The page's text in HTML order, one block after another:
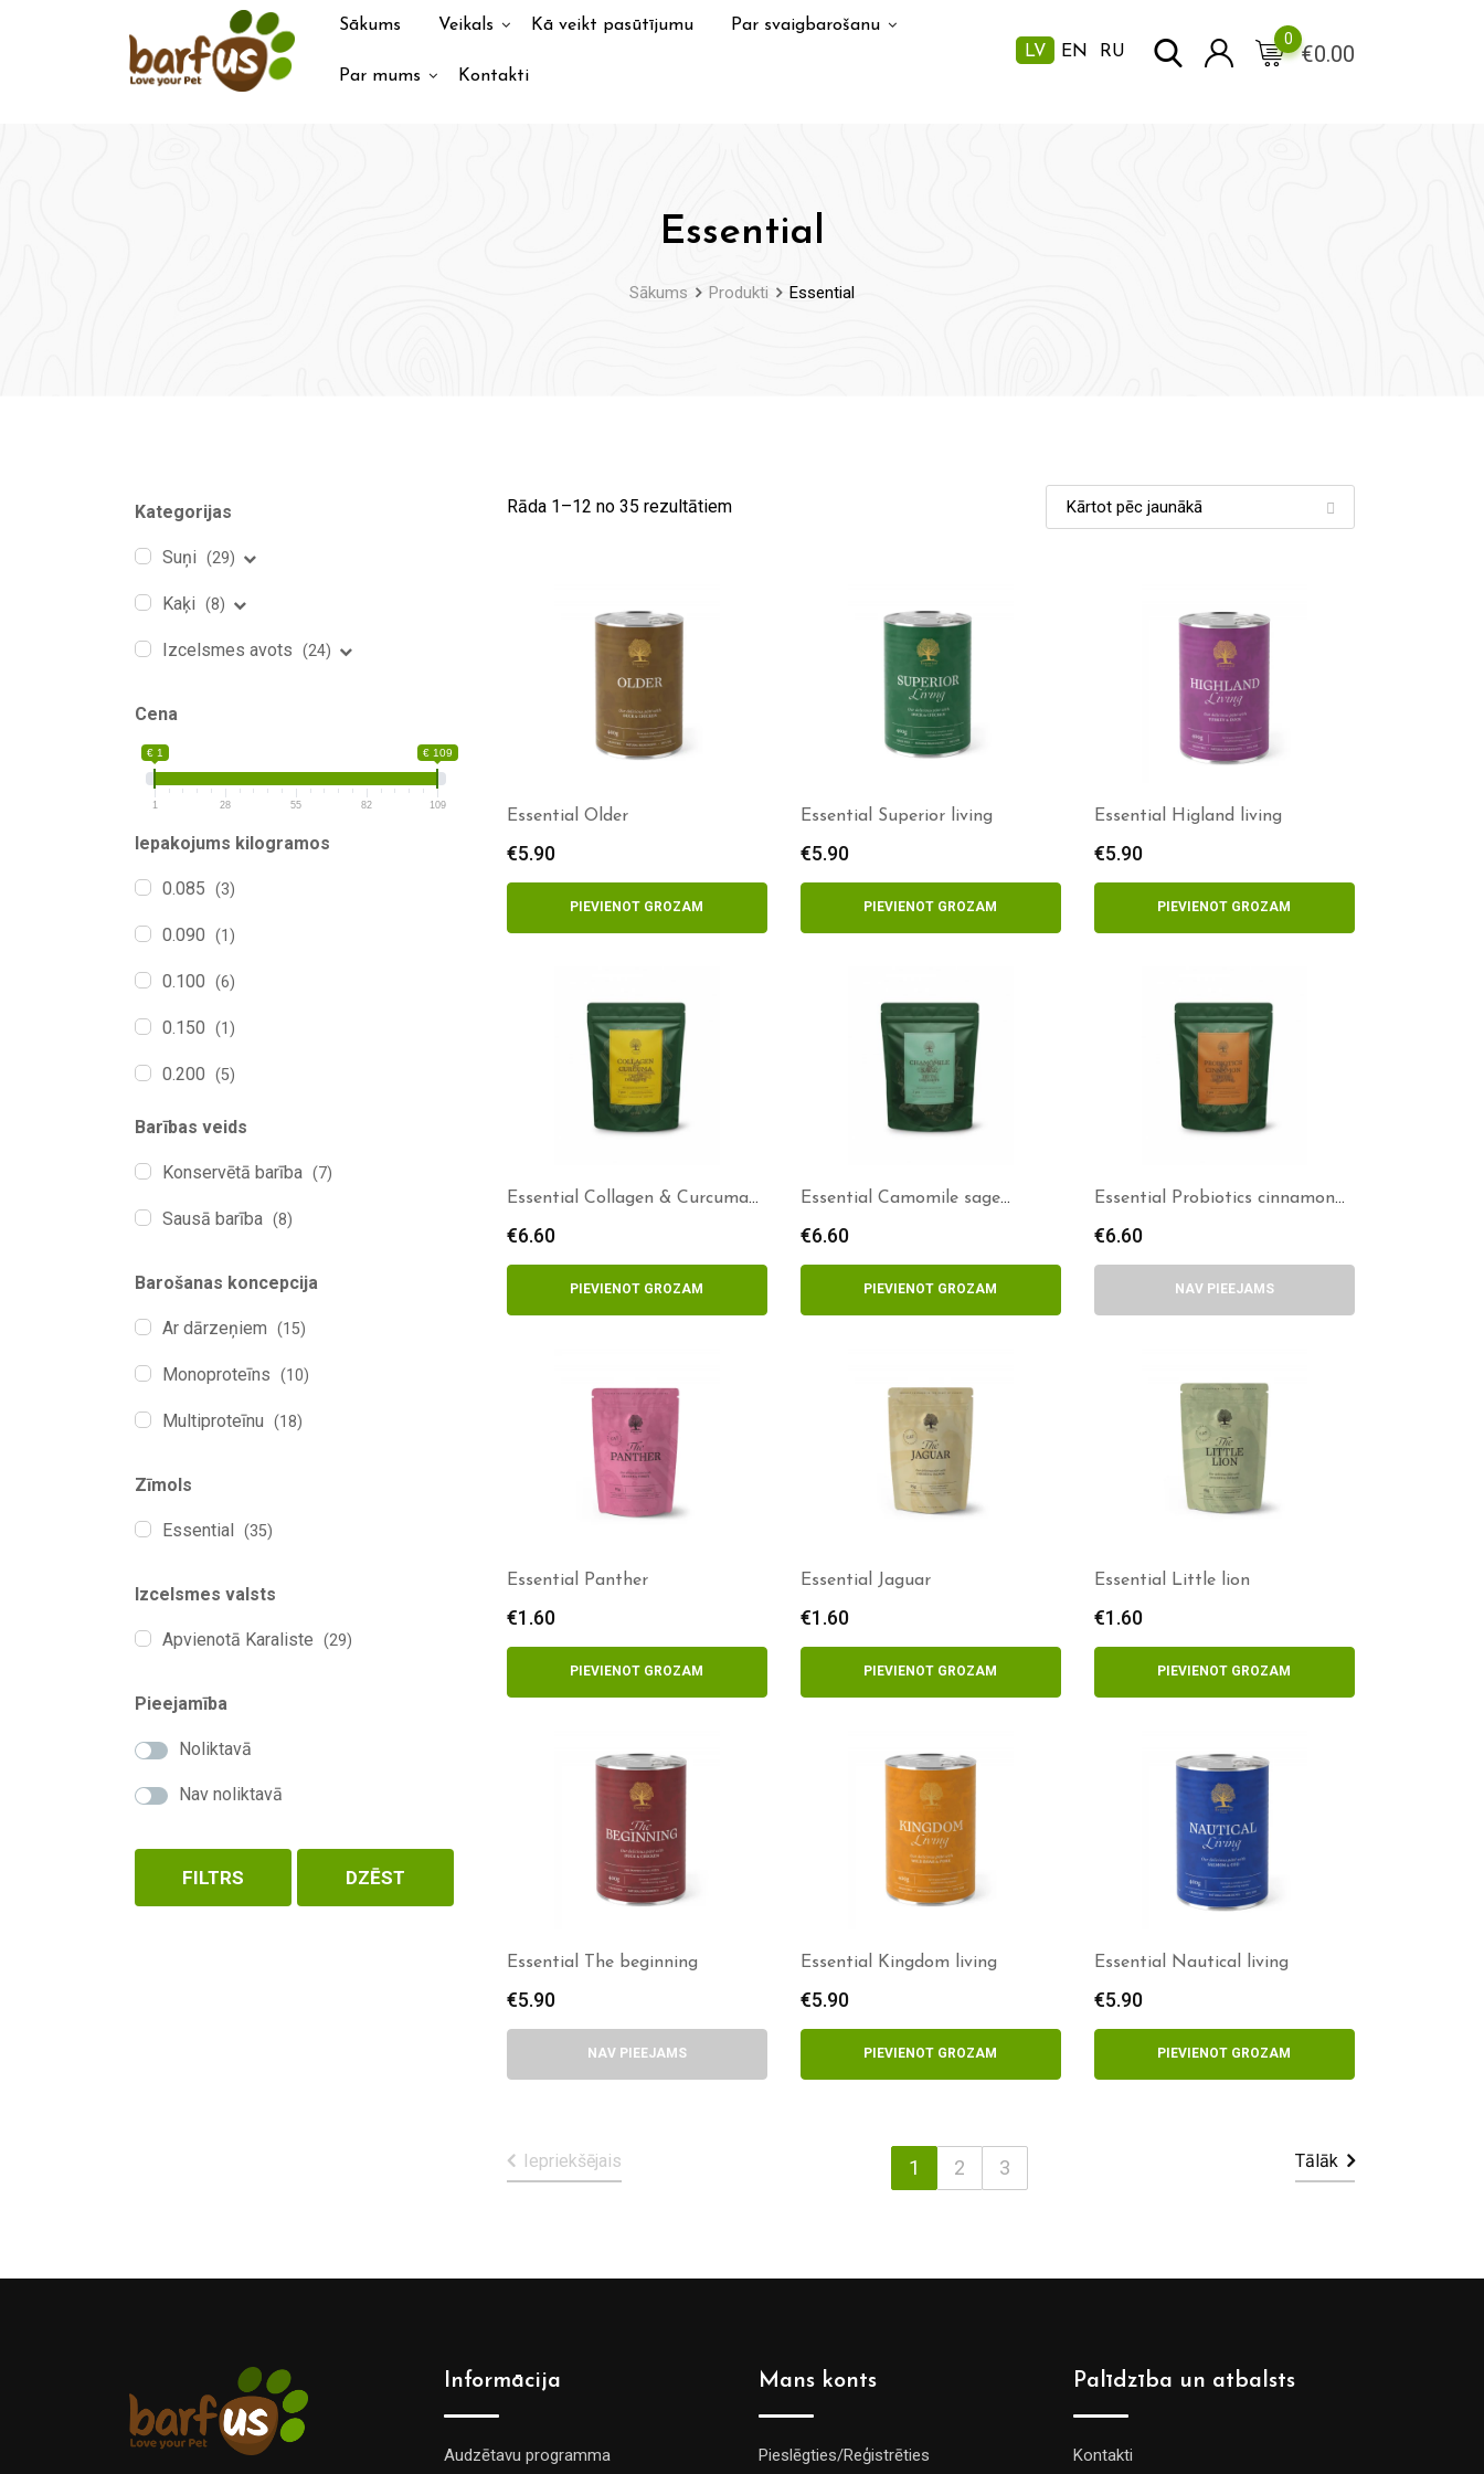
Sākums Veikals Kā veikt pasūtījumu Par svaigbarošanu
Par mums Kontakti
LV EN RU €0.00
0
Essential
Sākums Produkti Essential
Kategorijas
Suņi (29)
Kaķi (8)
Izcelsmes avots (24)
Cena
€ 1 € 109
1 28 55 82 109
Iepakojums kilogramos
0.085 (3)
0.090 (1)
0.100 (6)
0.150 (1)
0.200 (5)
0.250 (3)
0.400 (7)
1.00 (1)
Barības veids
Konservētā barība (7)
Sausā barība (8)
Barošanas koncepcija
Ar dārzeņiem (15)
Monoproteīns (10)
Multiproteīnu (18)
Zīmols
Essential (35)
Izcelsmes valsts
Apvienotā Karaliste (29)
Pieejamība
Noliktavā
Nav noliktavā
FILTRS DZĒST
Rāda 1–12 no 35 rezultātiem
Essential Older
€5.90
PIEVIENOT GROZAM
Essential Superior living
€5.90
PIEVIENOT GROZAM
Essential Higland living
€5.90
PIEVIENOT GROZAM
Essential Collagen & Curcuma
€6.60
PIEVIENOT GROZAM
Essential Camomile sage
€6.60
PIEVIENOT GROZAM
Essential Probiotics cinnamon
€6.60
NAV PIEEJAMS
Essential Panther
€1.60
PIEVIENOT GROZAM
Essential Jaguar
€1.60
PIEVIENOT GROZAM
Essential Little lion
€1.60
PIEVIENOT GROZAM
Essential The beginning
€5.90
NAV PIEEJAMS
Essential Kingdom living
€5.90
PIEVIENOT GROZAM
Essential Nautical living
€5.90
PIEVIENOT GROZAM
Iepriekšējais 1 2 3 Tālāk
Informācija
Audzētavu programma
Mans konts
Pieslēgties/Reģistrēties
Palīdzība un atbalsts
Kontakti